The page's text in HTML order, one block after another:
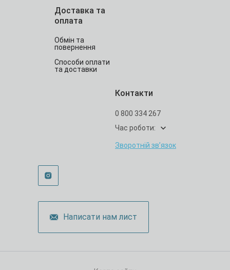
Написати нам лист
Доставка та
оплата
Обмін та
повернення
Способи оплати
та доставки
Контакти
0 800 334 267
Час роботи:
Зворотній зв’язок